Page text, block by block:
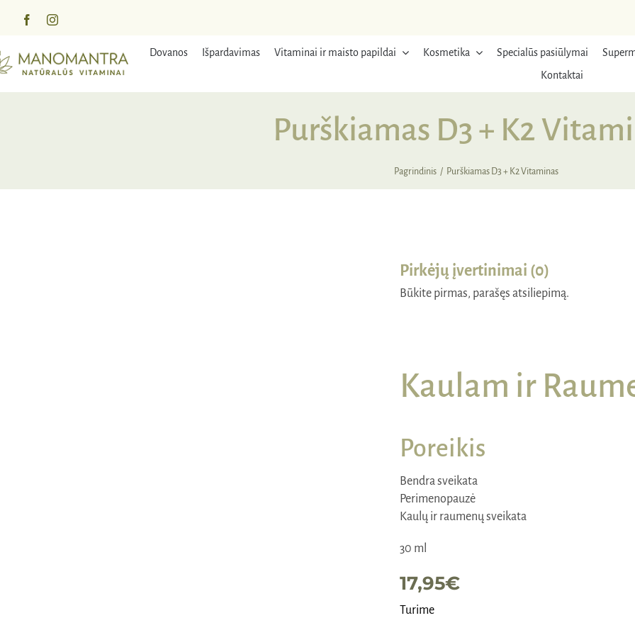
turinį
Dovanos Išpardavimas Vitaminai ir maisto papildai Kosmetika Specialūs pasiūlymai
Kontaktai
Purškiamas D3 + K2
Pagrindinis Purškiamas D3 + K2 Vitaminas
Pirkėjų įvertinimai (0)
Būkite pirmas, parašęs atsiliepimą.
Kaulam ir
Poreikis
Bendra sveikata
Perimenopauzė
Kaulų ir raumenų sveikata
30 ml
17,95€
Turime